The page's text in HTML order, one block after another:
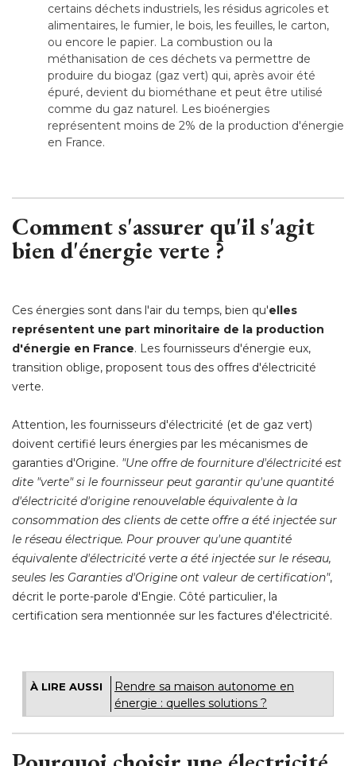
certains déchets industriels, les résidus agricoles et
alimentaires, le fumier, le bois, les feuilles, le carton,
ou encore le papier. La combustion ou la
méthanisation de ces déchets va permettre de
produire du biogaz (gaz vert) qui, après avoir été
épuré, devient du biométhane et peut être utilisé
comme du gaz naturel. Les bioénergies
représentent moins de 2% de la production d'énergie
en France.
Comment s'assurer qu'il s'agit
bien d'énergie verte ?
Ces énergies sont dans l'air du temps, bien qu'elles
représentent une part minoritaire de la production
d'énergie en France. Les fournisseurs d'énergie eux,
transition oblige, proposent tous des offres d'électricité
verte.
Attention, les fournisseurs d'électricité (et de gaz vert)
doivent certifié leurs énergies par les mécanismes de
garanties d'Origine. "Une offre de fourniture d'électricité est
dite "verte" si le fournisseur peut garantir qu'une quantité
d'électricité d'origine renouvelable équivalente à la
consommation des clients de cette offre a été injectée sur
le réseau électrique. Pour prouver qu'une quantité
équivalente d'électricité verte a été injectée sur le réseau,
seules les Garanties d'Origine ont valeur de certification",
décrit le porte-parole d'Engie. Côté particulier, la
certification sera mentionnée sur les factures d'électricité.
À LIRE AUSSI
Rendre sa maison autonome en
énergie : quelles solutions ?